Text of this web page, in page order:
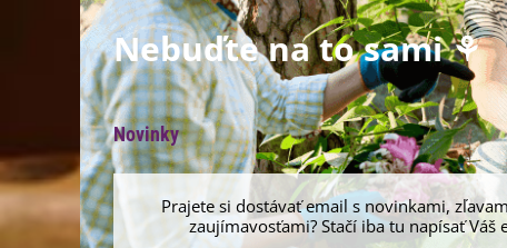
Nebuďte na to sami ⚘
Novinky
Prajete si dostávať email s novinkami,
zaujímavosťami? Stačí iba tu napísať Váš